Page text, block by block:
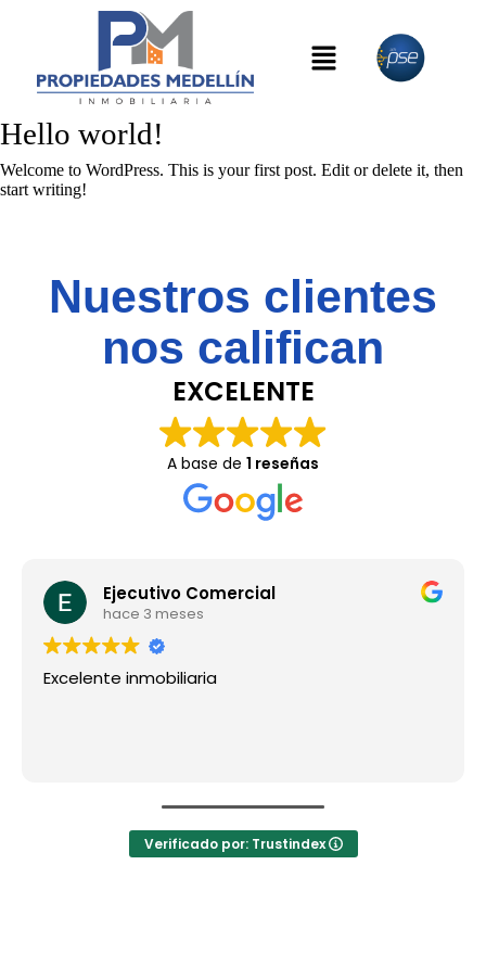
Hello world!
Welcome to WordPress. This is your first post. Edit or delete it, then
start writing!
Nuestros clientes
nos califican
EXCELENTE
A base de 1 reseñas
Ejecutivo Comercial
hace 3 meses
Excelente inmobiliaria
Verificado por: Trustindex